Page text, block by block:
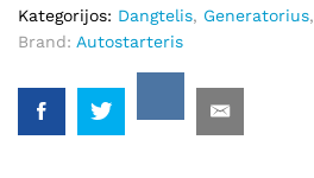
Kategorijos: Dangtelis, Generatorius,
Brand: Autostarteris